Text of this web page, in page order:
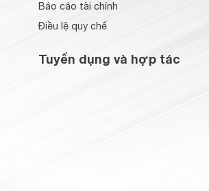
Báo cáo tài chính
Điều lệ quy chế
Tuyển dụng và hợp tác